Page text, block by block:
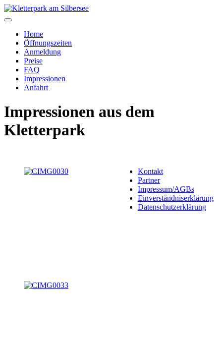
Home
Öffnungszeiten
Anmeldung
Preise
FAQ
Impressionen
Anfahrt
Impressionen aus dem
Kletterpark
Kontakt
Partner
Impressum/AGBs
Einverständniserklärung
Datenschutzerklärung